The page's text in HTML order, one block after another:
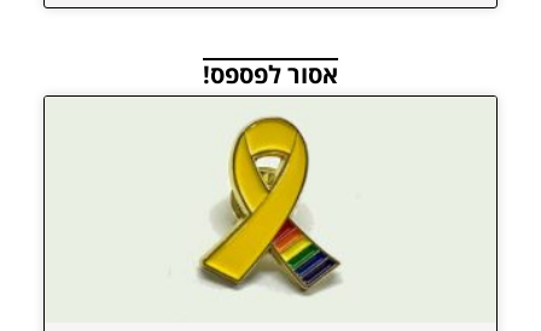
אסור לפספס!